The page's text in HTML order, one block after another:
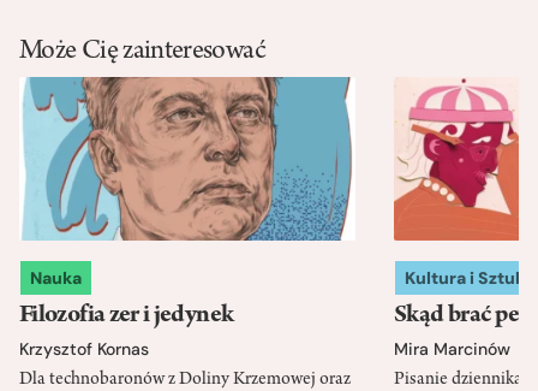
Może Cię zainteresować
Nauka
Filozofia zer i jedynek
Krzysztof Kornas
Dla technobaronów z Doliny Krzemowej oraz
Kultura i Sztuka
Skąd brać
Mira Marcinów
Pisanie dziennika